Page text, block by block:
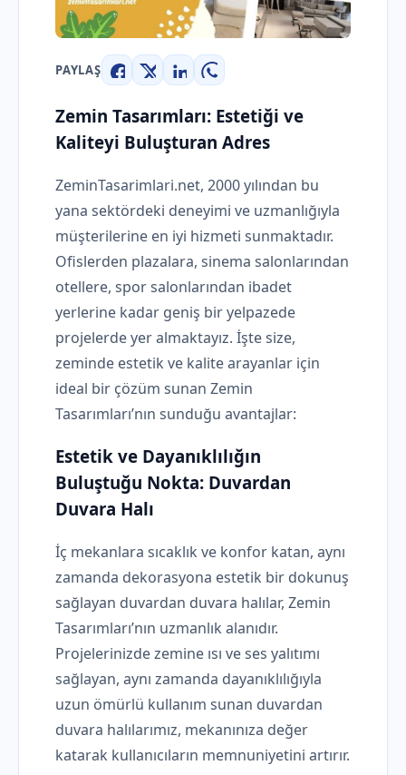
PAYLAŞ
Facebook
X LinkedInWhatsApp
Zemin Tasarımları: Estetiği ve
Kaliteyi Buluşturan Adres
ZeminTasarimlari.net, 2000 yılından bu
yana sektördeki deneyimi ve uzmanlığıyla
müşterilerine en iyi hizmeti sunmaktadır.
Ofislerden plazalara, sinema salonlarından
otellere, spor salonlarından ibadet
yerlerine kadar geniş bir yelpazede
projelerde yer almaktayız. İşte size,
zeminde estetik ve kalite arayanlar için
ideal bir çözüm sunan Zemin
Tasarımları’nın sunduğu avantajlar:
Estetik ve Dayanıklılığın
Buluştuğu Nokta: Duvardan
Duvara Halı
İç mekanlara sıcaklık ve konfor katan, aynı
zamanda dekorasyona estetik bir dokunuş
sağlayan duvardan duvara halılar, Zemin
Tasarımları’nın uzmanlık alanıdır.
Projelerinizde zemine ısı ve ses yalıtımı
sağlayan, aynı zamanda dayanıklılığıyla
uzun ömürlü kullanım sunan duvardan
duvara halılarımız, mekanınıza değer
katarak kullanıcıların memnuniyetini artırır.